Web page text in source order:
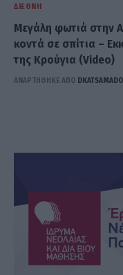
ΔΙΕΘΝΉ
Μεγάλη φωτιά στην
κοντά σε σπίτια –
της Κρούγια (Video)
ΑΝΑΡΤΗΘΗΚΕ ΑΠΟ